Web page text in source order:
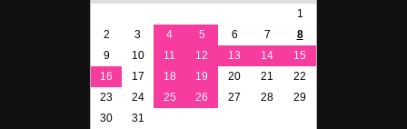
1
2
3 4 5 6 7
8
9
10 11 12 13 14
15
16
17 18 19 20 21
22
23
24 25 26 27 28
29
30
31